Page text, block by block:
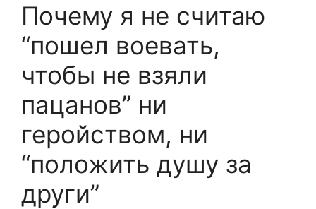
Почему я не считаю
“пошел воевать,
чтобы не взяли
пацанов” ни
геройством, ни
“положить душу за
други”